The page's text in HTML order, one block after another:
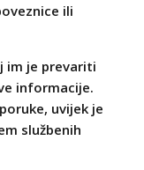
ili
im je prevariti
informacije.
uvijek je
službenih